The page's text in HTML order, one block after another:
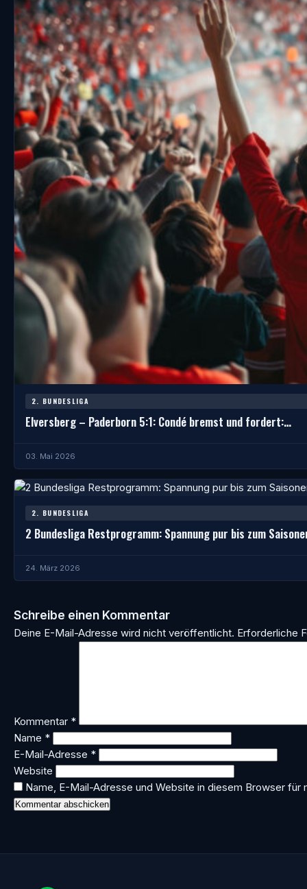
2. BUNDESLIGA
Elversberg – Paderborn 5:1: Condé bremst und fordert:…
03. Mai 2026
2. BUNDESLIGA
2 Bundesliga Restprogramm: Spannung pur bis zum
24. März 2026
Schreibe einen Kommentar
Deine E-Mail-Adresse wird nicht veröffentlicht. Erforderliche
Kommentar *
Name *
E-Mail-Adresse *
Website
Name, E-Mail-Adresse und Website in diesem Browser für